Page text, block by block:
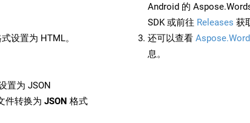
设置为 HTML。
置为 JSON
件转换为 JSON 格式
Android 的
SDK 或前往 Releases 获
还可以查看
息。